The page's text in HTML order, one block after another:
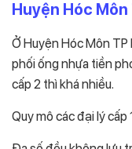
Huyện Hóc Môn
Ở Huyện Hóc Môn
phối ống nhựa tiền
cấp 2 thì khá nhiều.
Quy mô các đại lý